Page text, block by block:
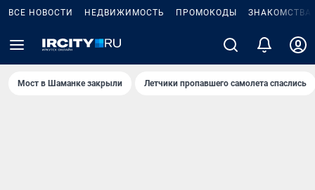
ВСЕ НОВОСТИ НЕДВИЖИМОСТЬ ПРОМОКОДЫ ЗНАКОМСТВА
Мост в Шаманке закрыли Летчики пропавшего самолета спаслись